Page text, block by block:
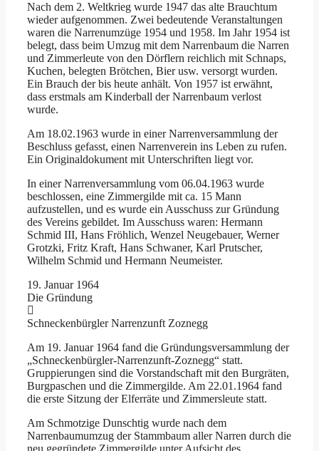
Nach dem 2. Weltkrieg wurde 1947 das alte Brauchtum
wieder aufgenommen. Zwei bedeutende Veranstaltungen
waren die Narrenumzüge 1954 und 1958. Im Jahr 1954 ist
belegt, dass beim Umzug mit dem Narrenbaum die Narren
und Zimmerleute von den Dörflern reichlich mit Schnaps,
Kuchen, belegten Brötchen, Bier usw. versorgt wurden.
Ein Brauch der bis heute anhält. Von 1957 ist erwähnt,
dass erstmals am Kinderball der Narrenbaum verlost
wurde.
Am 18.02.1963 wurde in einer Narrenversammlung der
Beschluss gefasst, einen Narrenverein ins Leben zu rufen.
Ein Originaldokument mit Unterschriften liegt vor.
In einer Narrenversammlung vom 06.04.1963 wurde
beschlossen, eine Zimmergilde mit ca. 15 Mann
aufzustellen, und es wurde ein Ausschuss zur Gründung
des Vereins gebildet. Im Ausschuss waren: Hermann
Schmid III, Hans Fröhlich, Wenzel Neugebauer, Werner
Grotzki, Fritz Kraft, Hans Schwaner, Karl Prutscher,
Wilhelm Schmid und Hermann Neumeister.
19. Januar 1964
Die Gründung
Schneckenbürgler Narrenzunft Zoznegg
Am 19. Januar 1964 fand die Gründungsversammlung der
„Schneckenbürgler-Narrenzunft-Zoznegg“ statt.
Gruppierungen sind die Vorstandschaft mit den Burgräten,
Burgpaschen und die Zimmergilde. Am 22.01.1964 fand
die erste Sitzung der Elferräte und Zimmersleute statt.
Am Schmotzige Dunschtig wurde nach dem
Narrenbaumumzug der Stammbaum aller Narren durch die